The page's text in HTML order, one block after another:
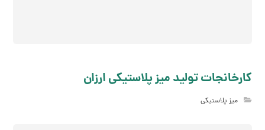
کارخانجات تولید میز پلاستیکی ارزان
میز پلاستیکی